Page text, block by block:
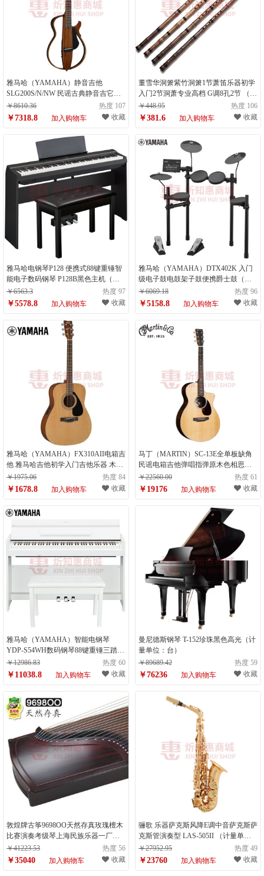
雅马哈（YAMAHA）静音吉他
SLG200S/N/NW 民谣古典静音吉它便
携式旅行吉他便携 SLG200S NT（计量
单位：件）
￥8610.36 热度 107
￥7318.8 加入购物车 收藏
董雪华洞箫紫竹洞箫1节萧笛乐器初学
入门2节洞萧专业高档 G调8孔2节 （计
量单位：件）
￥448.95 热度 106
￥381.6 加入购物车 收藏
雅马哈电钢琴P128 便携式88键重锤智
能电子数码钢琴 P128B黑色主机（计
量单位：件）
￥6563.3 热度 97
￥5578.8 加入购物车 收藏
雅马哈（YAMAHA）DTX402K 入门
级电子鼓电鼓架子鼓便携爵士鼓（计
￥6069.18 热度 96
￥5158.8 加入购物车 收藏
雅马哈（YAMAHA）FX310AII电箱吉
他 雅马哈吉他初学入门吉他乐器 木吉
他圆角 41英寸（计量单位：件）
￥1975.06 热度 84
￥1678.8 加入购物车 收藏
马丁（MARTIN）SC-13E全单板缺角
民谣电箱吉他弹唱指弹原木色相思木
背侧板X型龙骨（计量单位：件）
￥22560.00 热度 61
￥19176 加入购物车 收藏
雅马哈（YAMAHA）智能电钢琴
YDP-S54WH数码钢琴88键重锤三踏板
专业电钢琴（计量单位：台）
￥12986.83 热度 60
￥11038.8 加入购物车 收藏
曼尼德斯钢琴 T-152珍珠黑色高光（计
量单位：台）
￥89689.42
热度 59
￥76236 加入购物车 收藏
敦煌牌古筝9698OO天然存真玫瑰檀木
比赛演奏考级琴上海民族乐器一厂
（计量单位：件）
￥41223.53 热度 56
￥35040 加入购物车 收藏
骊歌 乐器萨克斯风降E调中音萨克斯萨
克斯管演奏型 LAS-505II （计量单
位：件）
￥27952.95 热度 49
￥23760 加入购物车 收藏